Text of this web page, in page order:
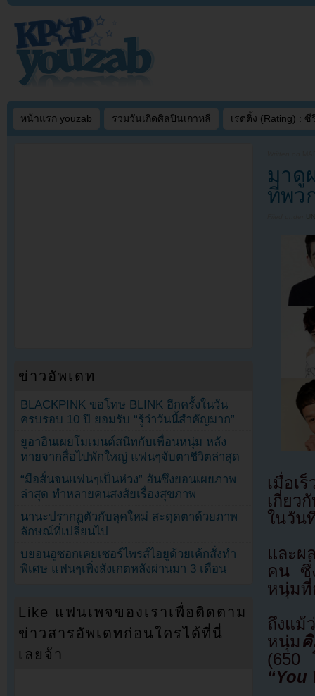
หน้าแรก youzab รวมวันเกิดศิลปินเกาหลี เรตติ้ง (Rating) : ซี
มาดู
ที่พว
เมื่อเ
เกี่ยว
ในวัน
และผ
คน ซึ่
หนุ่มที่
ถึงแม้
หนุ่ม
(650
“You
ข่าวอัพเดท
BLACKPINK ขอโทษ BLINK อีกครั้งในวัน
ครบรอบ 10 ปี ยอมรับ “รู้ว่าวันนี้สำคัญมาก”
ยูอาอินเผยโมเมนต์สนิทกับเพื่อนหนุ่ม หลัง
หายจากสื่อไปพักใหญ่ แฟนๆจับตาชีวิตล่าสุด
“มือสั่นจนแฟนๆเป็นห่วง” ฮันซึงยอนเผยภาพ
ล่าสุด ทำหลายคนสงสัยเรื่องสุขภาพ
นานะปรากฏตัวกับลุคใหม่ สะดุดตาด้วยภาพ
ลักษณ์ที่เปลี่ยนไป
บยอนอูซอกเคยเซอร์ไพรส์ไอยูด้วยเค้กสั่งทำ
พิเศษ แฟนๆเพิ่งสังเกตหลังผ่านมา 3 เดือน
Like แฟนเพจของเราเพื่อติดตาม
ข่าวสารอัพเดทก่อนใครได้ที่นี่
เลยจ้า